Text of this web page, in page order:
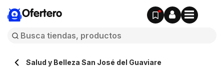
Ofertero
Salud y Belleza San José del Guaviare